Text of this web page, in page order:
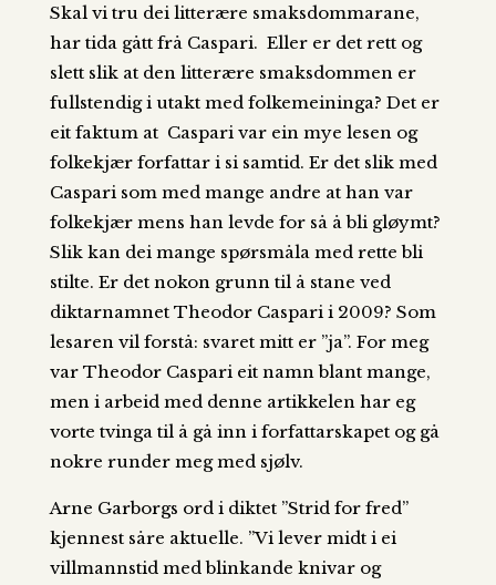
Skal vi tru dei litterære smaksdommarane,
har tida gått frå Caspari. Eller er det rett og
slett slik at den litterære smaksdommen er
fullstendig i utakt med folkemeininga? Det er
eit faktum at Caspari var ein mye lesen og
folkekjær forfattar i si samtid. Er det slik med
Caspari som med mange andre at han var
folkekjær mens han levde for så å bli gløymt?
Slik kan dei mange spørsmåla med rette bli
stilte. Er det nokon grunn til å stane ved
diktarnamnet Theodor Caspari i 2009? Som
lesaren vil forstå: svaret mitt er ”ja”. For meg
var Theodor Caspari eit namn blant mange,
men i arbeid med denne artikkelen har eg
vorte tvinga til å gå inn i forfattarskapet og gå
nokre runder meg med sjølv.
Arne Garborgs ord i diktet ”Strid for fred”
kjennest såre aktuelle. ”Vi lever midt i ei
villmannstid med blinkande knivar og